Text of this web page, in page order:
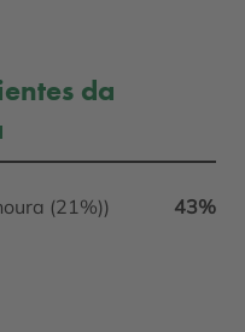
da
(21%))
43%